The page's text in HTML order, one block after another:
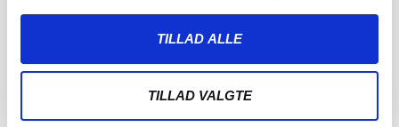
TILLAD ALLE
TILLAD VALGTE